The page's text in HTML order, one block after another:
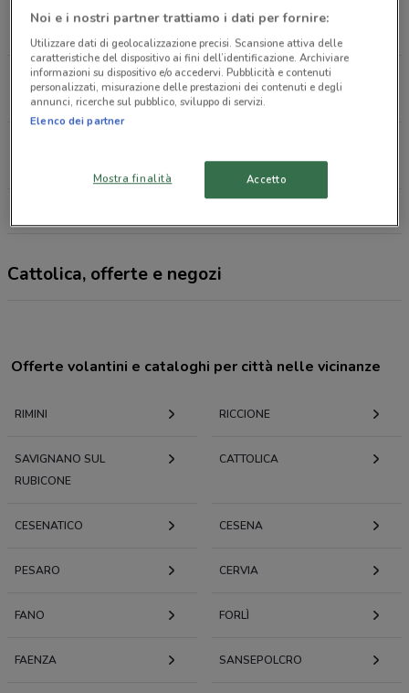
Via Niccolò Tommaseo, 80 Rimini
Viale Emilia, 34A Riccione
8.7 km
APERTO
Cattolica, offerte e negozi
Offerte volantini e cataloghi per città nelle vicinanze
RIMINI RICCIONE
SAVIGNANO SUL
RUBICONE
CATTOLICA
CESENATICO CESENA
PESARO CERVIA
FANO FORLÌ
FAENZA SANSEPOLCRO
Noi e i nostri partner trattiamo i dati per fornire:
Utilizzare dati di geolocalizzazione precisi. Scansione attiva delle
caratteristiche del dispositivo ai fini dell’identificazione. Archiviare
informazioni su dispositivo e/o accedervi. Pubblicità e contenuti
personalizzati, misurazione delle prestazioni dei contenuti e degli
annunci, ricerche sul pubblico, sviluppo di servizi.
Elenco dei partner
Mostra finalità Accetto